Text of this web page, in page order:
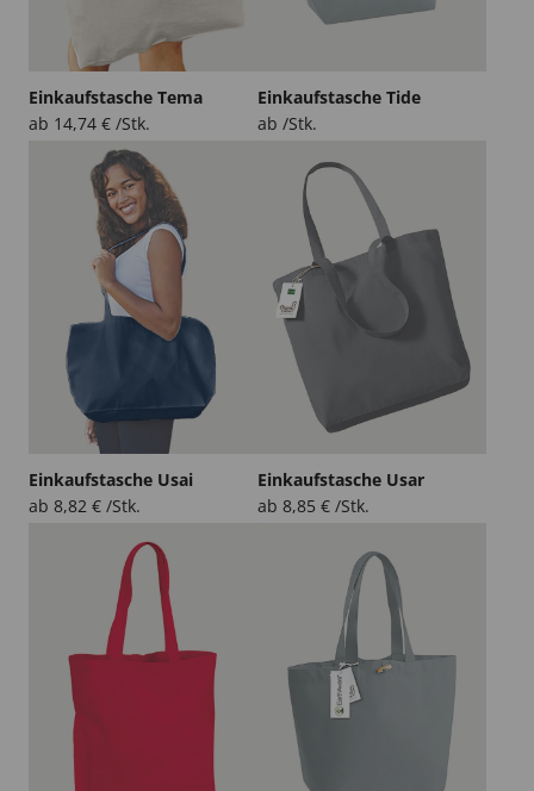
Einkaufstasche Tema
ab 14,74 € /Stk.
Einkaufstasche Tide
ab /Stk.
Einkaufstasche Usai
ab 8,82 € /Stk.
Einkaufstasche Usar
ab 8,85 € /Stk.